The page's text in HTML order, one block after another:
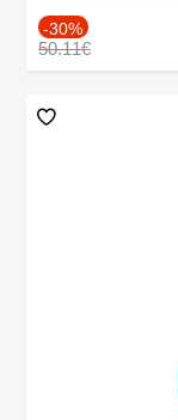
-30%
50.11€